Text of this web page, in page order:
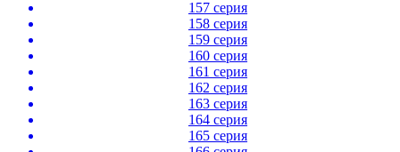
157 серия
158 серия
159 серия
160 серия
161 серия
162 серия
163 серия
164 серия
165 серия